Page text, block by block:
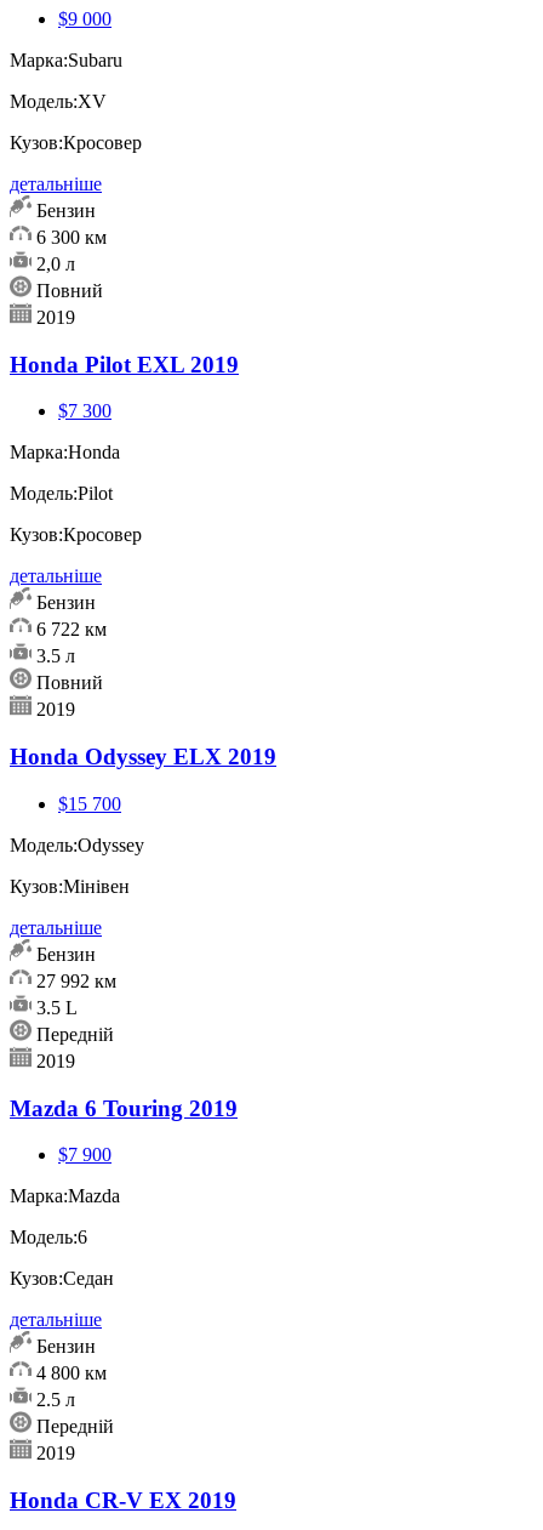
$9 000
Марка:Subaru
Модель:XV
Кузов:Кросовер
детальніше
Бензин
6 300 км
2,0 л
Повний
2019
Honda Pilot EXL 2019
$7 300
Марка:Honda
Модель:Pilot
Кузов:Кросовер
детальніше
Бензин
6 722 км
3.5 л
Повний
2019
Honda Odyssey ELX 2019
$15 700
Модель:Odyssey
Кузов:Мінівен
детальніше
Бензин
27 992 км
3.5 L
Передній
2019
Mazda 6 Touring 2019
$7 900
Марка:Mazda
Модель:6
Кузов:Седан
детальніше
Бензин
4 800 км
2.5 л
Передній
2019
Honda CR-V EX 2019